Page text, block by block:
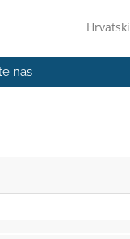
Hrvatski
nas